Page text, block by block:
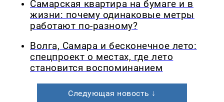
Самарская квартира на бумаге и в
жизни: почему одинаковые метры
работают по-разному?
Волга, Самара и бесконечное лето:
спецпроект о местах, где лето
становится воспоминанием
Следующая новость ↓